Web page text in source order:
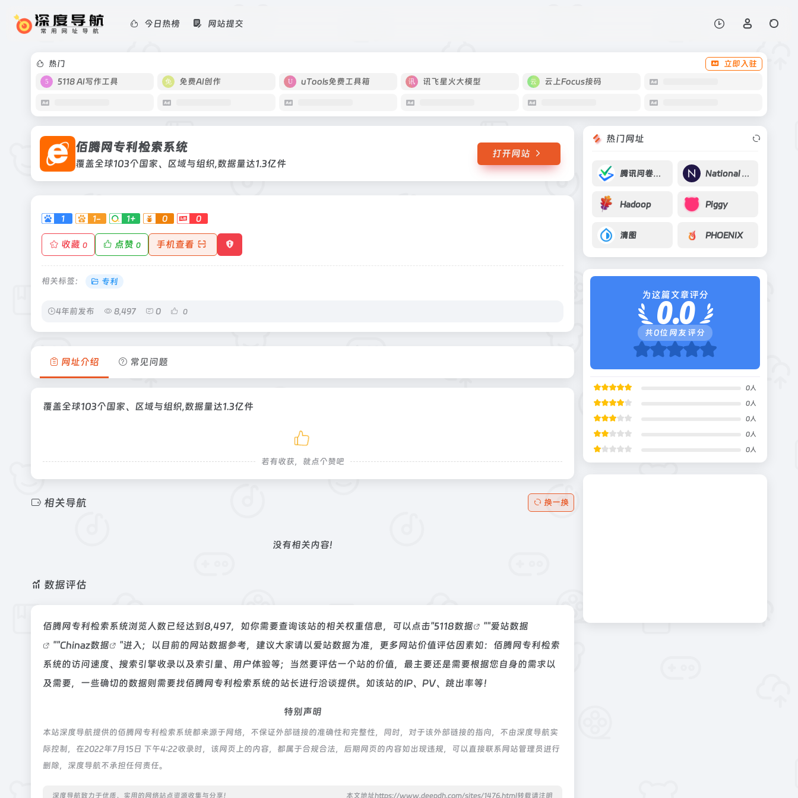
今日热榜 网站提交
热门
立即入驻
5118 AI写作工具
免费AI创作 uTools免费工具箱 讯飞星火大模型 云上Focus接码
佰腾网专利检索系统
覆盖全球103个国家、区域与组织,数据量达1.3亿件
打开网站
1 1- 1+ 0 0
收藏 0 点赞 0 手机查看
相关标签： 专利
4年前发布 8,497 0 0
网址介绍 常见问题
覆盖全球103个国家、区域与组织,数据量达1.3亿件
若有收获，就点个赞吧
相关导航 换一换
没有相关内容!
数据评估
佰腾网专利检索系统浏览人数已经达到8,497，如你需要查询该站的相关权重信息，可以点击"5118数据 ""爱站数据
""Chinaz数据
"进入；以目前的网站数据参考，建议大家请以爱站数据为准，更多网站价值评估因素如：佰腾网专利检索
系统的访问速度、搜索引擎收录以及索引量、用户体验等；当然要评估一个站的价值，最主要还是需要根据您自身的需求以
及需要，一些确切的数据则需要找佰腾网专利检索系统的站长进行洽谈提供。如该站的IP、PV、跳出率等！
特别声明
本站深度导航提供的佰腾网专利检索系统都来源于网络，不保证外部链接的准确性和完整性，同时，对于该外部链接的指向，不由深度导航实
际控制，在2022年7月15日 下午4:22收录时，该网页上的内容，都属于合规合法，后期网页的内容如出现违规，可以直接联系网站管理员进行
删除，深度导航不承担任何责任。
深度导航致力于优质、实用的网络站点资源收集与分享！ 本文地址https://www.deepdh.com/sites/1476.html转载请注明
热门网址
腾讯问卷调查 National Academies Press 美国国家学术出版社
Hadoop Piggy
清图 PHOENIX
为这篇文章评分
0.0
共0位网友评分
0人
0人
0人
0人
0人